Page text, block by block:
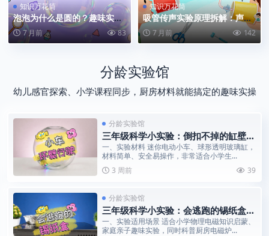
知识万花筒
泡泡为什么是圆的？趣味实验
背后的科学原理
7 月前 83
知识万花筒
吸管传声实验原理拆解：声音
是怎么 “跑” 的？
7 月前 142
分龄实验馆
幼儿感官探索、小学课程同步，厨房材料就能搞定的趣味实操
分龄实验馆
三年级科学小实验：倒扣不掉的缸壁小
车｜向心力趣味科普
一、实验材料 迷你电动小车、球形透明玻璃缸，
材料简单、安全易操作，非常适合小学生...
3 周前
39
分龄实验馆
三年级科学小实验：会逃跑的锡纸盒｜
涡流电磁斥力趣味科普
一、实验适用场景 适合小学物理电磁知识启蒙、
家庭亲子趣味实验，同时科普厨房电磁炉...